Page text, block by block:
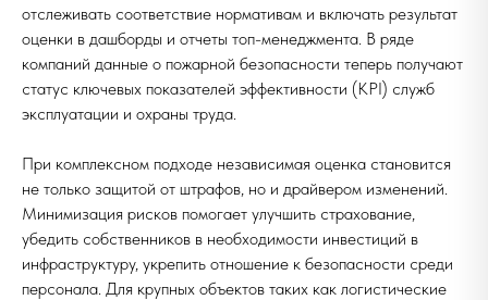
отслеживать соответствие нормативам и включать результат
оценки в дашборды и отчеты топ-менеджмента. В ряде
компаний данные о пожарной безопасности теперь получают
статус ключевых показателей эффективности (KPI) служб
эксплуатации и охраны труда.
При комплексном подходе независимая оценка становится
не только защитой от штрафов, но и драйвером изменений.
Минимизация рисков помогает улучшить страхование,
убедить собственников в необходимости инвестиций в
инфраструктуру, укрепить отношение к безопасности среди
персонала. Для крупных объектов таких как логистические